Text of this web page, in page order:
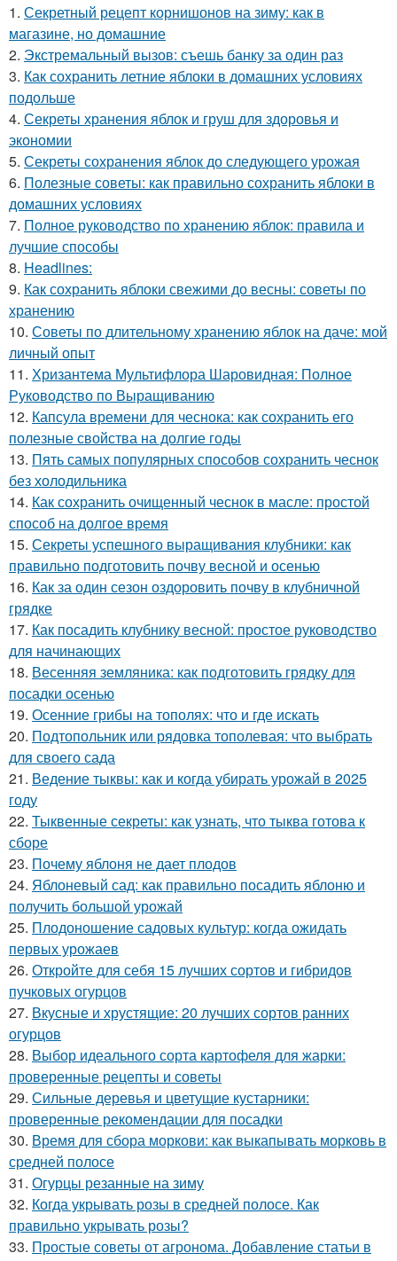
1. Секретный рецепт корнишонов на зиму: как в
магазине, но домашние
2. Экстремальный вызов: съешь банку за один раз
3. Как сохранить летние яблоки в домашних условиях
подольше
4. Секреты хранения яблок и груш для здоровья и
экономии
5. Секреты сохранения яблок до следующего урожая
6. Полезные советы: как правильно сохранить яблоки в
домашних условиях
7. Полное руководство по хранению яблок: правила и
лучшие способы
8. Headlines:
9. Как сохранить яблоки свежими до весны: советы по
хранению
10. Советы по длительному хранению яблок на даче: мой
личный опыт
11. Хризантема Мультифлора Шаровидная: Полное
Руководство по Выращиванию
12. Капсула времени для чеснока: как сохранить его
полезные свойства на долгие годы
13. Пять самых популярных способов сохранить чеснок
без холодильника
14. Как сохранить очищенный чеснок в масле: простой
способ на долгое время
15. Секреты успешного выращивания клубники: как
правильно подготовить почву весной и осенью
16. Как за один сезон оздоровить почву в клубничной
грядке
17. Как посадить клубнику весной: простое руководство
для начинающих
18. Весенняя земляника: как подготовить грядку для
посадки осенью
19. Осенние грибы на тополях: что и где искать
20. Подтопольник или рядовка тополевая: что выбрать
для своего сада
21. Ведение тыквы: как и когда убирать урожай в 2025
году
22. Тыквенные секреты: как узнать, что тыква готова к
сборе
23. Почему яблоня не дает плодов
24. Яблоневый сад: как правильно посадить яблоню и
получить большой урожай
25. Плодоношение садовых культур: когда ожидать
первых урожаев
26. Откройте для себя 15 лучших сортов и гибридов
пучковых огурцов
27. Вкусные и хрустящие: 20 лучших сортов ранних
огурцов
28. Выбор идеального сорта картофеля для жарки:
проверенные рецепты и советы
29. Сильные деревья и цветущие кустарники:
проверенные рекомендации для посадки
30. Время для сбора моркови: как выкапывать морковь в
средней полосе
31. Огурцы резанные на зиму
32. Когда укрывать розы в средней полосе. Как
правильно укрывать розы?
33. Простые советы от агронома. Добавление статьи в